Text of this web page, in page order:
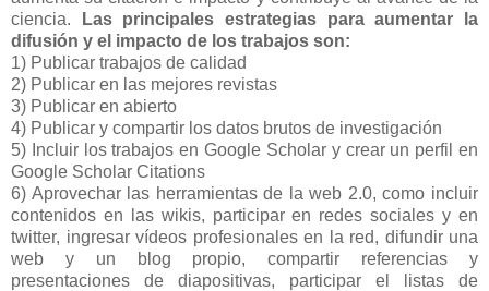
ciencia.
Las principales estrategias para aumentar la
difusión y el impacto de los trabajos son:
1) Publicar trabajos de calidad
2) Publicar en las mejores revistas
3) Publicar en abierto
4) Publicar y compartir los datos brutos de investigación
5) Incluir los trabajos en Google Scholar y crear un perfil en
Google Scholar Citations
6) Aprovechar las herramientas de la web 2.0, como incluir
contenidos en las wikis, participar en redes sociales y en
twitter, ingresar vídeos profesionales en la red, difundir una
web y un blog propio, compartir referencias y
presentaciones de diapositivas, participar el listas de